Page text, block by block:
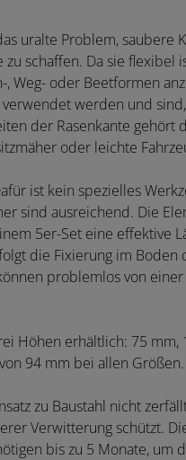
uralte Problem, saubere
schaffen. Da sie flexibel
Weg- oder Beetformen
werden und
der Rasenkante gehört
oder leichte
ist kein spezielles
sind ausreichend. Die
5er-Set eine effektive
die Fixierung im
problemlos von
Höhen erhältlich: 75
94 mm bei allen Größen.
zu Baustahl nicht
Verwitterung schützt.
bis zu 5 Monate, um